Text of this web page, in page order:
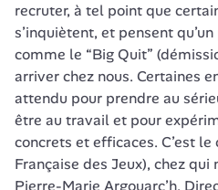
recruter, à tel point que
s’inquiètent, et pensent
comme le “Big Quit”
arriver chez nous. Certaines
attendu pour prendre au
être au travail et pour
concrets et efficaces. C’est le
Française des Jeux), chez qui
Pierre-Marie Argouarc’h,